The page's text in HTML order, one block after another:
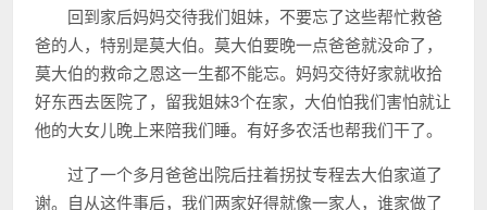
回到家后妈妈交待我们姐妹，不要忘了这些帮忙救爸
爸的人，特别是莫大伯。莫大伯要晚一点爸爸就没命了，
莫大伯的救命之恩这一生都不能忘。妈妈交待好家就收拾
好东西去医院了，留我姐妹3个在家，大伯怕我们害怕就让
他的大女儿晚上来陪我们睡。有好多农活也帮我们干了。
过了一个多月爸爸出院后拄着拐扙专程去大伯家道了
谢。自从这件事后，我们两家好得就像一家人，谁家做了